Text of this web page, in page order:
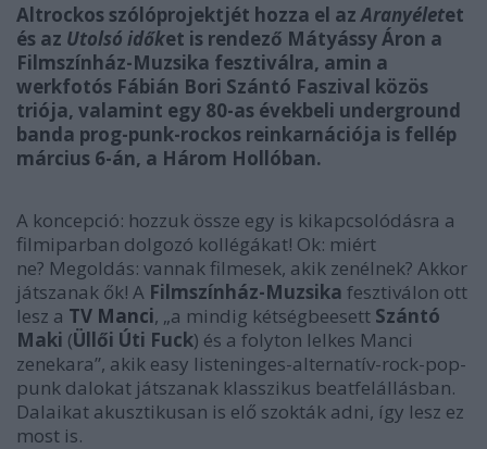
Altrockos szólóprojektjét hozza el azAranyéletet
és az Utolsó időket is rendező Mátyássy Áron a
Filmszínház-Muzsika fesztiválra, amin a
werkfotós Fábián Bori Szántó Faszival közös
triója, valamint egy 80-as évekbeli underground
banda prog-punk-rockos reinkarnációja is fellép
március 6-án, a Három Hollóban.
A koncepció: hozzuk össze egy is kikapcsolódásra a
filmiparban dolgozó kollégákat! Ok: miért
ne? Megoldás: vannak filmesek, akik zenélnek? Akkor
játszanak ők! A Filmszínház-Muzsika fesztiválon ott
lesz a TV Manci, „a mindig kétségbeesett Szántó
Maki (Üllői Úti Fuck) és a folyton lelkes Manci
zenekara”, akik easy listeninges-alternatív-rock-pop-
punk dalokat játszanak klasszikus beatfelállásban.
Dalaikat akusztikusan is elő szokták adni, így lesz ez
most is.